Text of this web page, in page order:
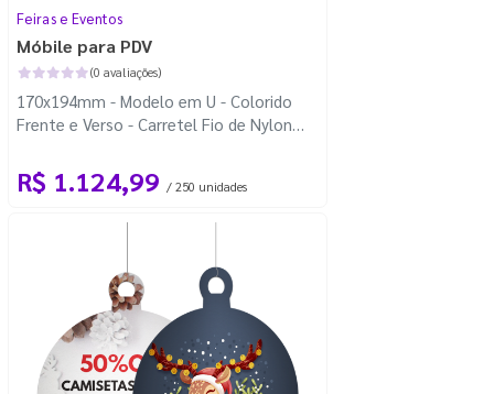
Feiras e Eventos
Móbile para PDV
(0 avaliações)
170x194mm - Modelo em U - Colorido
Frente e Verso - Carretel Fio de Nylon
R$ 1.124,99 / 250 unidades